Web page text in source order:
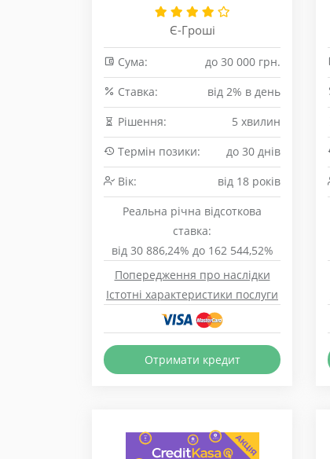
Є-Гроші
Сума:
до 30 000 грн.
Cтавка:
від 2% в день
Рішення:
5 хвилин
Термін позики:
до 30 днів
Вік:
від 18 років
Реальна річна відсоткова
ставка:
від 30 886,24% до 162 544,52%
Попередження про наслідки
Істотні характеристики послуги
Отримати кредит